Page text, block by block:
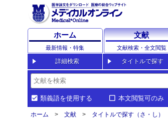
ホーム
最新情報・特集
文献
文献検索・全文閲覧
詳細検索 タイトルで探す
類義語を使用する 本文閲覧可のみ
ホーム 文献 タイトルで探す（さ・し）